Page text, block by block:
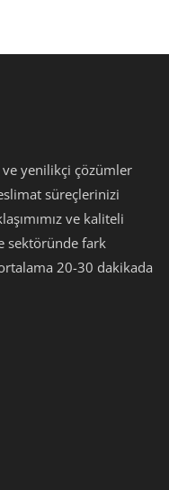
yenilikçi çözümler
süreçlerinizi
ve kaliteli
sektöründe fark
20-30 dakikada